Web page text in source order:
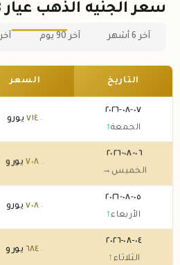
سعر الجنيه الذهب عيار 18 في هولندا
آخر 6 أشهر آخر 90 يوم آخر 30 يوم
التاريخ السعر
٠٧-٠٨-٢٠٢٦
الجمعة↑
٧١٤.٠٠ يورو
٠٦-٠٨-٢٠٢٦
الخميس →
٧٠٨يورو
٠٥-٠٨-٢٠٢٦
الأربعاء↑
٧٠٨.٠٠ يورو
٠٤-٠٨-٢٠٢٦
الثلاثاء ↑
٦٨٤ .٠٠ يورو